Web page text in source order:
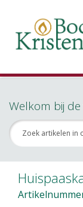
Welkom bij